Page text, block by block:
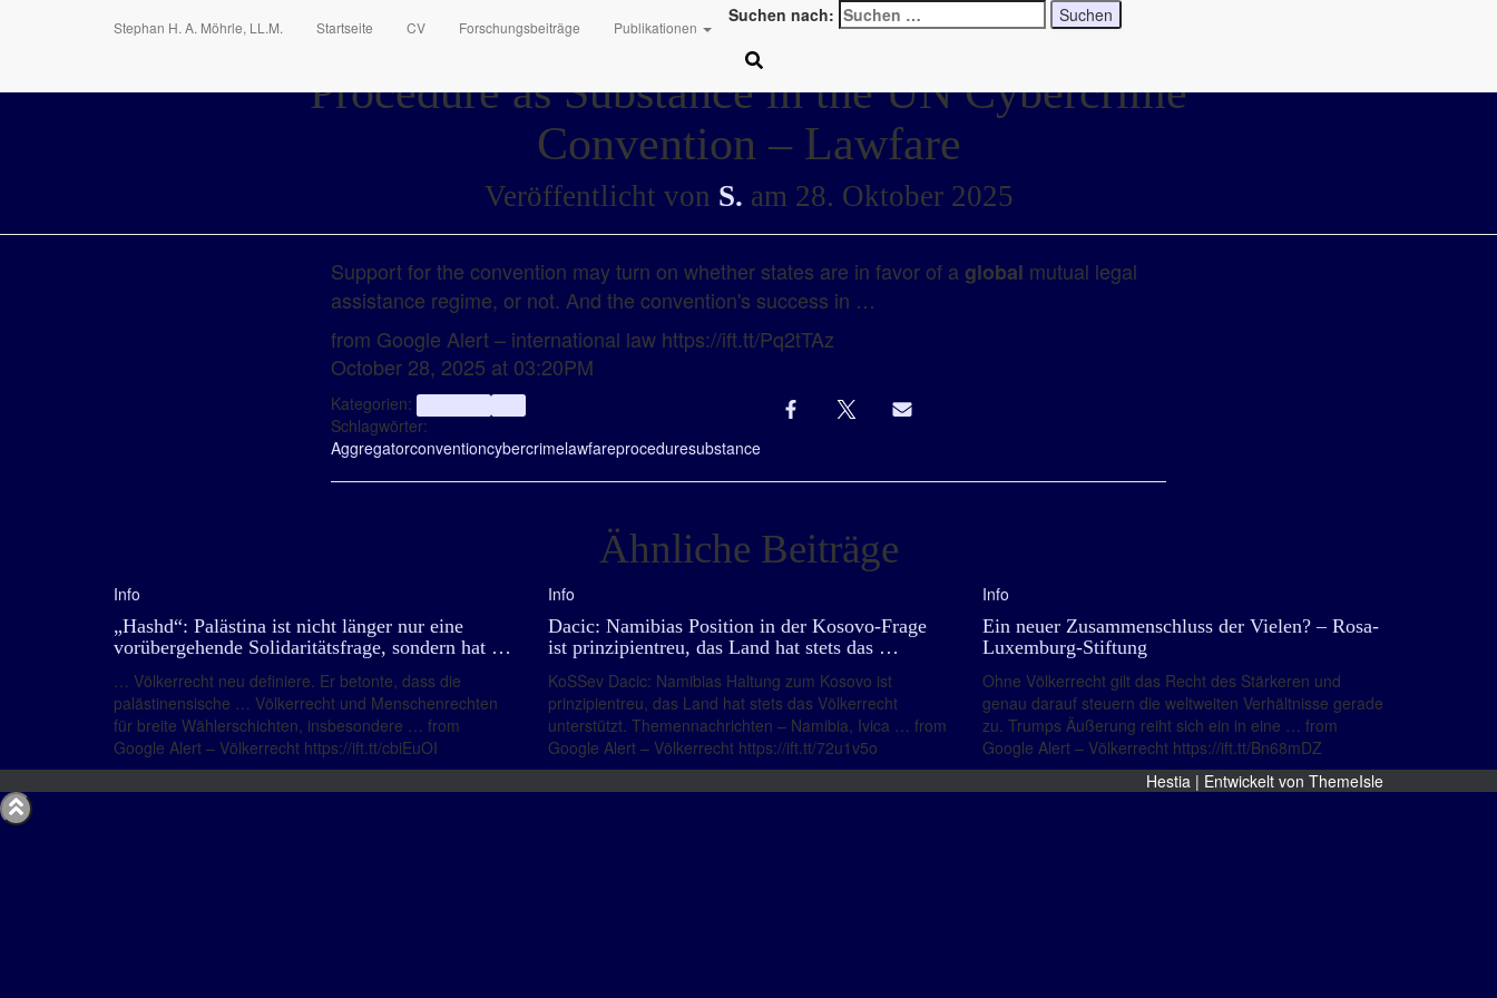
Stephan H. A. Möhrle, LL.M. Startseite CV Forschungsbeiträge Publikationen
Suchen nach:
Procedure as Substance in the UN Cybercrime
Convention – Lawfare
Veröffentlicht von S. am 28. Oktober 2025
Support for the convention may turn on whether states are in favor of a global mutual legal
assistance regime, or not. And the convention's success in …
from Google Alert – international law https://ift.tt/Pq2tTAz
October 28, 2025 at 03:20PM
Kategorien:
Schlagwörter:
Aggregatorconventioncybercrimelawfareproceduresubstance
Ähnliche Beiträge
Info
„Hashd“: Palästina ist nicht länger nur eine
vorübergehende Solidaritätsfrage, sondern hat …
… Völkerrecht neu definiere. Er betonte, dass die
palästinensische … Völkerrecht und Menschenrechten
für breite Wählerschichten, insbesondere … from
Google Alert – Völkerrecht https://ift.tt/cbiEuOI
Info
Dacic: Namibias Position in der Kosovo-Frage
ist prinzipientreu, das Land hat stets das …
KoSSev Dacic: Namibias Haltung zum Kosovo ist
prinzipientreu, das Land hat stets das Völkerrecht
unterstützt. Themennachrichten – Namibia, Ivica … from
Google Alert – Völkerrecht https://ift.tt/72u1v5o
Info
Ein neuer Zusammenschluss der Vielen? – Rosa-
Luxemburg-Stiftung
Ohne Völkerrecht gilt das Recht des Stärkeren und
genau darauf steuern die weltweiten Verhältnisse gerade
zu. Trumps Äußerung reiht sich ein in eine … from
Google Alert – Völkerrecht https://ift.tt/Bn68mDZ
Hestia | Entwickelt von ThemeIsle